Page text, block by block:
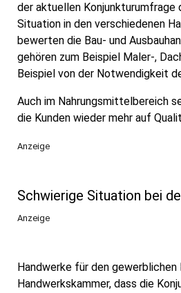
der aktuellen Konjunkturumfrage
Situation in den verschiedenen
bewerten die Bau- und
gehören zum Beispiel Maler-,
Beispiel von der Notwendigkeit
Auch im Nahrungsmittelbereich
die Kunden wieder mehr auf
Anzeige
Schwierige Situation bei
Anzeige
Handwerke für den
Handwerkskammer, dass die